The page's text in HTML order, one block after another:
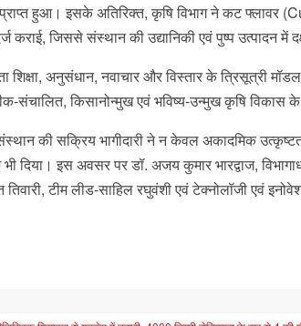
हुआ। इसके अतिरिक्त, कृषि विभाग ने कट फ्लावर
कराई, जिससे संस्थान की उद्यानिकी एवं पुष्प उत्पादन में
शिक्षा, अनुसंधान, नवाचार और विस्तार के त्रिसूत्री
संचालित, किसानोन्मुख एवं भविष्य-उन्मुख कृषि विकास के
की सक्रिय भागीदारी ने न केवल अकादमिक
दिया। इस अवसर पर डॉ. अजय कुमार भारद्वाज,
टीम लीड-साहिल रघुवंशी एवं टेक्नोलॉजी एवं